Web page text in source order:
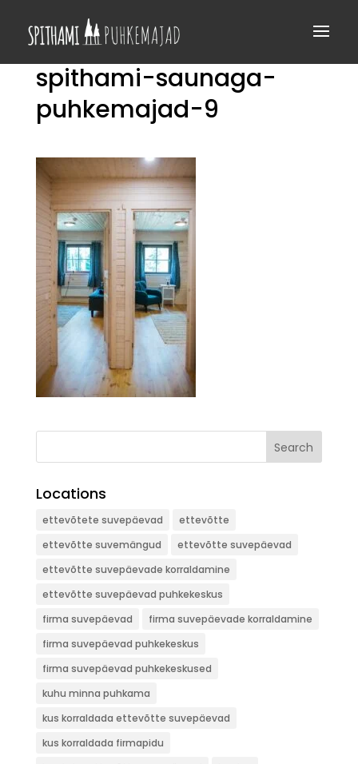
spithami-saunaga-
puhkemajad-9
Search
Locations
ettevõtete suvepäevad
ettevõtte
ettevõtte suvemängud
ettevõtte suvepäevad
ettevõtte suvepäevade korraldamine
ettevõtte suvepäevad puhkekeskus
firma suvepäevad
firma suvepäevade korraldamine
firma suvepäevad puhkekeskus
firma suvepäevad puhkekeskused
kuhu minna puhkama
kus korraldada ettevõtte suvepäevad
kus korraldada firmapidu